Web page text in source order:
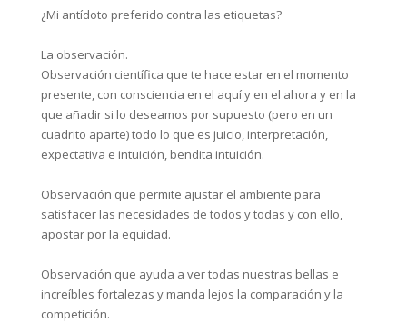
⁣¿Mi antídoto preferido contra las etiquetas?⁣
La observación.⁣
Observación científica que te hace estar en el momento
presente, con consciencia en el aquí y en el ahora y en la
que añadir si lo deseamos por supuesto (pero en un
cuadrito aparte) todo lo que es juicio, interpretación,
expectativa e intuición, bendita intuición.⁣
Observación que permite ajustar el ambiente para
satisfacer las necesidades de todos y todas y con ello,
apostar por la equidad.⁣
Observación que ayuda a ver todas nuestras bellas e
increíbles fortalezas y manda lejos la comparación y la
competición.⁣